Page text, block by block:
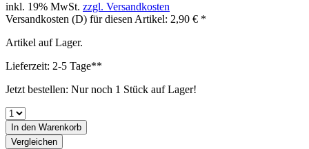
inkl. 19% MwSt. zzgl. Versandkosten
Versandkosten (D) für diesen Artikel: 2,90 € *
Artikel auf Lager.
Lieferzeit: 2-5 Tage**
Jetzt bestellen: Nur noch 1 Stück auf Lager!
In den Warenkorb
Vergleichen